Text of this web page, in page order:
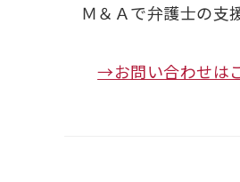
Ｍ＆Ａで弁護士の支
→お問い合わせは